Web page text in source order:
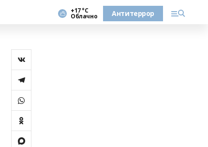
+17 °С
Облачно Антитеррор